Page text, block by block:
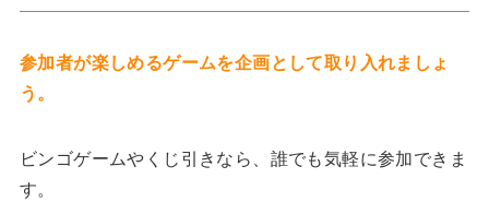
参加者が楽しめるゲームを企画として取り入れましょ
う。
ビンゴゲームやくじ引きなら、誰でも気軽に参加できま
す。